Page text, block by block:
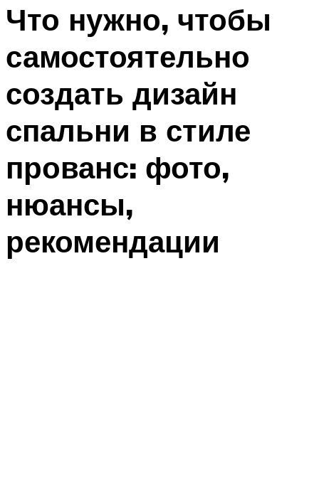
Что нужно, чтобы
самостоятельно
создать дизайн
спальни в стиле
прованс: фото,
нюансы,
рекомендации